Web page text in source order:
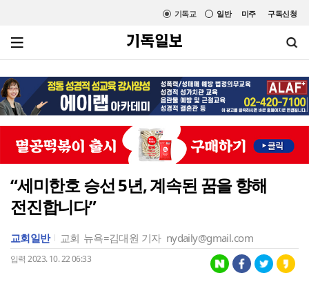
미주 구독신청
일반
기독교
“세미한호 승선 5년, 계속된 꿈을 향해
전진합니다”
교회일반 교회 뉴욕=김대원 기자 nydaily@gmail.com
입력 2023. 10. 22 06:33